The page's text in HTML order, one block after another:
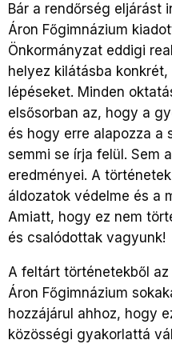
Bár a rendőrség eljárást
Áron Főgimnázium
Önkormányzat eddigi
helyez kilátásba
lépéseket. Minden
elsősorban az, hogy a
és hogy erre alapozza a
semmi se írja felül. Sem
eredményei. A
áldozatok védelme és a
Amiatt, hogy ez nem
és csalódottak vagyunk!
A feltárt történetekből
Áron Főgimnázium
hozzájárul ahhoz, hogy
közösségi gyakorlattá